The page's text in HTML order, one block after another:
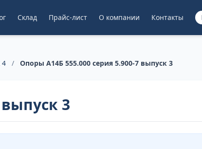
Склад Прайс-лист О компании Контакты
4 / Опоры А14Б 555.000 серия 5.900-7 выпуск 3
3